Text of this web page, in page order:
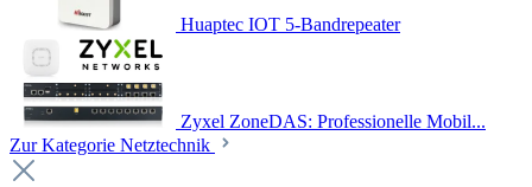
Huaptec IOT 5-Bandrepeater
Zyxel ZoneDAS: Professionelle Mobil...
Zur Kategorie Netztechnik